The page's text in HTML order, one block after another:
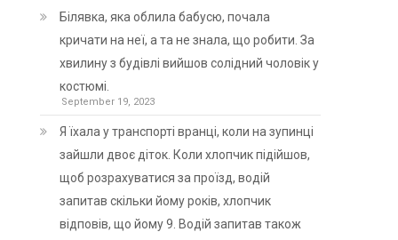
Білявка, яка облила бабусю, почала
кричати на неї, а та не знала, що робити. За
хвилину з будівлі вийшов солідний чоловік у
костюмі.
September 19, 2023
Я їхала у транспорті вранці, коли на зупинці
зайшли двоє діток. Коли хлопчик підійшов,
щоб розрахуватися за проїзд, водій
запитав скільки йому років, хлопчик
відповів, що йому 9. Водій запитав також